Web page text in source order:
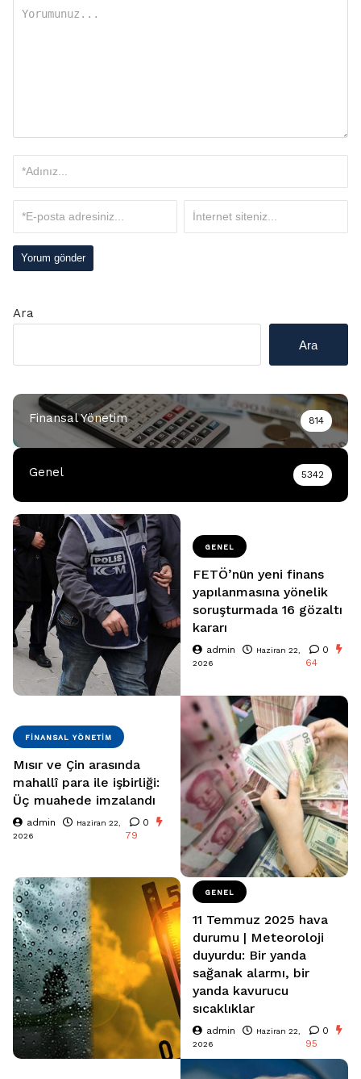
Ara
Ara
Finansal Yönetim 814
Genel 5342
GENEL
FETÖ’nün yeni finans
yapılanmasına yönelik
soruşturmada 16 gözaltı
kararı
admin
Haziran 22,
2026
0
64
FINANSAL YÖNETIM
Mısır ve Çin arasında
mahallî para ile işbirliği:
Üç muahede imzalandı
admin
Haziran 22,
2026
0
79
GENEL
11 Temmuz 2025 hava
durumu | Meteoroloji
duyurdu: Bir yanda
sağanak alarmı, bir
yanda kavurucu
sıcaklıklar
admin
Haziran 22,
2026
0
95